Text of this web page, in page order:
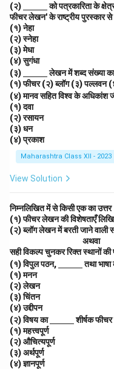
(२)
derl
ine
{\h
spa
ce{1
c
को पत्रकारिता के
फीचर लेखन' के राष्ट्रीय पुरस्कार से
(१) नेहा
(२) स्नेहा
(३) मेधा
(४) सुगंधा
(३)
derl
ine
{\h
spa
ce{1
c
m}}
लेखन में शब्द संख्या का
(१) फीचर (२) ब्लॉग (३) पल्लवन
(४) मानव सहित विश्व के अधिकांश
(१) दवा
(२) रसायन
(३) धन
(४) प्रकाश
Maharashtra Class XII - 2023
View Solution
निम्नलिखित में से किसी एक का
(१) फीचर लेखन की विशेषताएँ
(२) ब्लॉग लेखन में बरती जाने वाली
sp
ace
{3
c
m}
अथवा
सही विकल्प चुनकर रिक्त स्थानों की
(१) विपुल पठन,
derl
तथा
(१) मनन
(२) लेखन
(३) चिंतन
(४) उद्दीपन
(२) विषय का
derl
ine
{\h
शीर्षक
(१) महत्त्वपूर्ण
(२) औचित्यपूर्ण
(३) अर्थपूर्ण
(४) ज्ञानपूर्ण